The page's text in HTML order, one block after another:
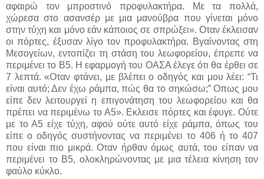
αφαιρώ τον μπροστινό προφυλακτήρα. Με τα πολλά,
χώρεσα στο ασανσέρ με μια μανούβρα που γίνεται μόνο
στην τύχη και μόνο εάν κάποιος σε σπρώξει». Οταν έκλεισαν
οι πόρτες, έξυσαν λίγο τον προφυλακτήρα. Βγαίνοντας στη
Μεσογείων, εντοπίζει τη στάση του λεωφορείου, έπρεπε να
περιμένει το Β5. Η εφαρμογή του ΟΑΣΑ έλεγε ότι θα έρθει σε
7 λεπτά. «Οταν φτάνει, με βλέπει ο οδηγός και μου λέει: “Τι
είναι αυτό; Δεν έχω ράμπα, πώς θα το σηκώσω;” Οπως μου
είπε δεν λειτουργεί η επιγονάτηση του λεωφορείου και θα
πρέπει να περιμένω το Α5». Εκλεισε πόρτες και έφυγε. Ούτε
με το Α5 είχε τύχη, αφού ούτε αυτό είχε ράμπα, όπως του
είπε ο οδηγός συστήνοντας να περιμένει το 406 ή το 407
που είναι πιο μικρά. Οταν ήρθαν όμως αυτά, του είπαν να
περιμένει το Β5, ολοκληρώνοντας με μια τέλεια κίνηση τον
φαύλο κύκλο.